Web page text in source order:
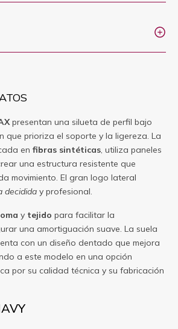
presentan una silueta de perfil bajo
que prioriza el soporte y la ligereza. La
en fibras sintéticas, utiliza paneles
una estructura resistente que
movimiento. El gran logo lateral
decidida y profesional.
y tejido para facilitar la
una amortiguación suave. La suela
con un diseño dentado que mejora
a este modelo en una opción
por su calidad técnica y su fabricación